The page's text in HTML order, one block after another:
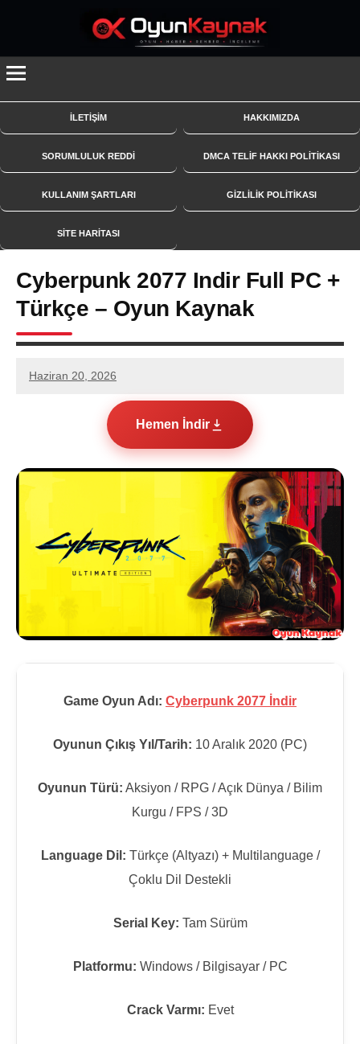
İLETİŞİM HAKKIMIZDA
SORUMLULUK REDDİ DMCA TELİF HAKKI POLİTİKASI
KULLANIM ŞARTLARI GİZLİLİK POLİTİKASI
SITE HARITASI
Cyberpunk 2077 Indir Full PC +
Türkçe – Oyun Kaynak
Haziran 20, 2026
hello.zoneone@gmail.com
5
Hemen İndir
Game Oyun Adı: Cyberpunk 2077 İndir
Oyunun Çıkış Yıl/Tarih: 10 Aralık 2020 (PC)
Oyunun Türü: Aksiyon / RPG / Açık Dünya / Bilim
Kurgu / FPS / 3D
Language Dil: Türkçe (Altyazı) + Multilanguage /
Çoklu Dil Destekli
Serial Key: Tam Sürüm
Platformu: Windows / Bilgisayar / PC
Crack Varmı: Evet